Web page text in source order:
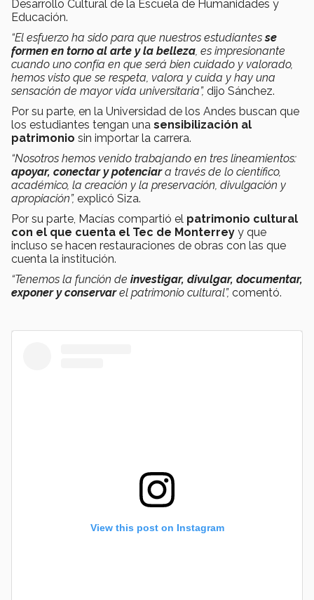
Desarrollo Cultural de la Escuela de Humanidades y
Educación.
“El esfuerzo ha sido para que nuestros estudiantesse
formen en torno al arte y la belleza , es impresionante
cuando uno confía en que será bien cuidado y valorado,
hemos visto que se respeta, valora y cuida y hay una
sensación de mayor vida universitaria”, dijo Sánchez.
Por su parte, en la Universidad de los Andes buscan que
los estudiantes tengan una sensibilización al
patrimonio sin importar la carrera.
“Nosotros hemos venido trabajando en tres lineamientos:
apoyar, conectar y potenciara través de lo científico,
académico, la creación y la preservación, divulgación y
apropiación”, explicó Siza.
Por su parte, Macías compartió el patrimonio cultural
con el que cuenta el Tec de Monterrey y que
incluso se hacen restauraciones de obras con las que
cuenta la institución.
“Tenemos la función de investigar, divulgar, documentar,
exponer y conservarel patrimonio cultural”, comentó.
View this post on Instagram